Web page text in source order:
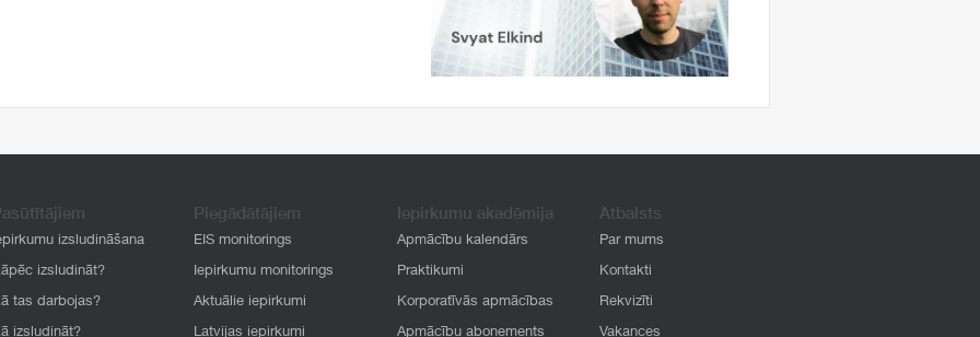
izsludināšana
izsludināt?
tas darbojas?
izsludināt?
Piegādātājiem
EIS monitorings
Iepirkumu monitorings
Aktuālie iepirkumi
Latvijas iepirkumi
Iepirkumu akadēmija
Apmācību kalendārs
Praktikumi
Korporatīvās apmācības
Apmācību abonements
Atbalsts
Par mums
Kontakti
Rekvizīti
Vakances